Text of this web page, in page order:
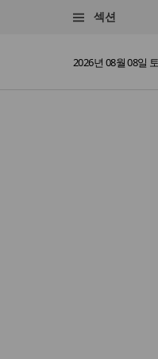
섹션
2026년 08월 08일